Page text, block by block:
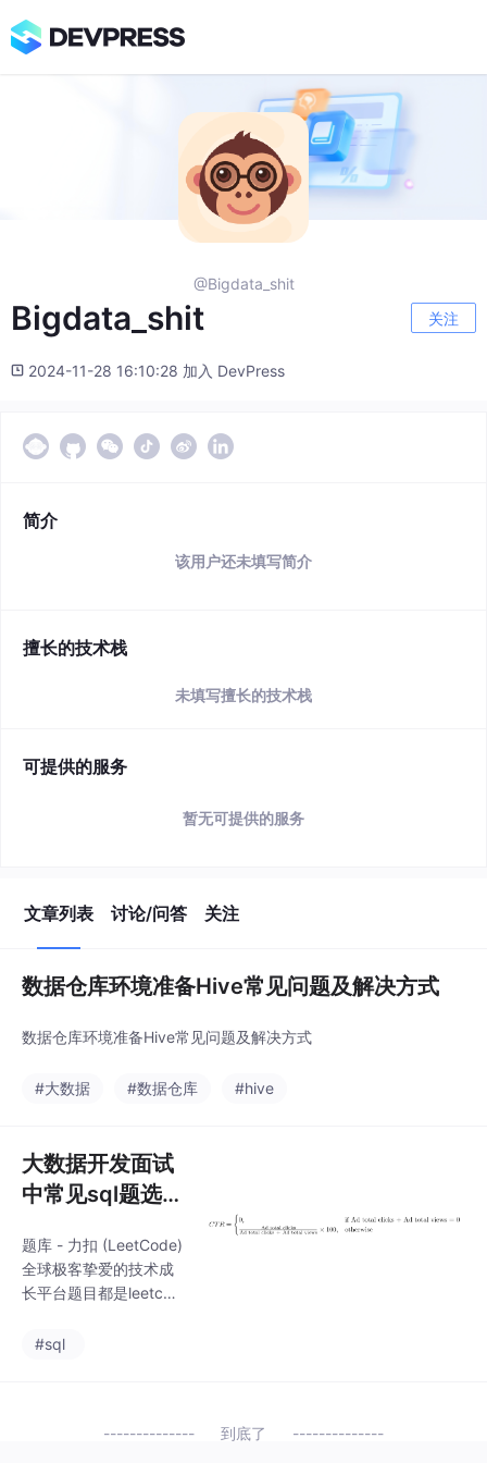
@Bigdata_shit
Bigdata_shit 关注
2024-11-28 16:10:28 加入 DevPress
简介
该用户还未填写简介
擅长的技术栈
未填写擅长的技术栈
可提供的服务
暂无可提供的服务
文章列表 讨论/问答 关注
数据仓库环境准备Hive常见问题及解决方式
数据仓库环境准备Hive常见问题及解决方式
#大数据 #数据仓库 #hive
大数据开发面试
中常见sql题选
题库 - 力扣 (LeetCode)
全球极客挚爱的技术成
长平台题目都是leetcod
有相应的链接由于个人
最优解，答案仅供参考
#sql
到底了